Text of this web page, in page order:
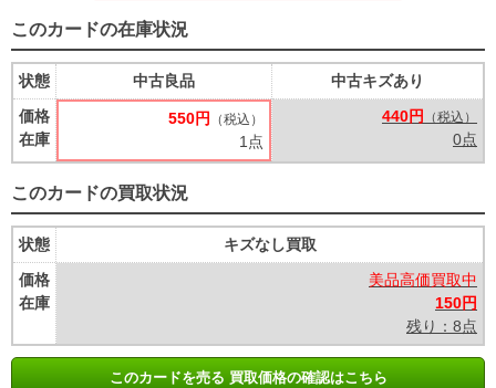
このカードの在庫状況
状態
価格
在庫
中古良品
550円 （税込）
1点
中古キズあり
440円
（税込）
0点
このカードの買取状況
状態
価格
在庫
キズなし買取
美品高価買取中
150円
残り：8点
このカードを売る 買取価格の確認はこちら